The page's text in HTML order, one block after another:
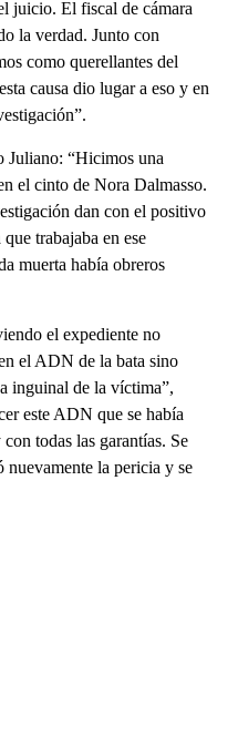
juicio. El fiscal de cámara
la verdad. Junto con
como querellantes del
causa dio lugar a eso y en
Juliano: “Hicimos una
el cinto de Nora Dalmasso.
dan con el positivo
trabajaba en ese
muerta había obreros
el expediente no
el ADN de la bata sino
inguinal de la víctima”,
este ADN que se había
todas las garantías. Se
nuevamente la pericia y se